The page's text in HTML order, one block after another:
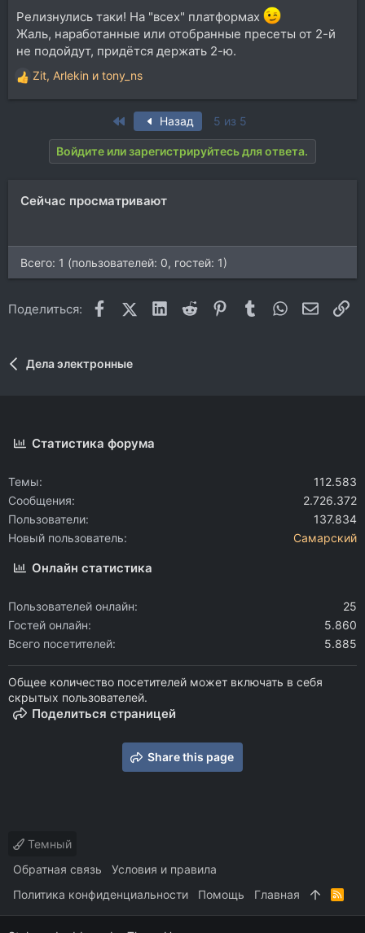
Релизнулись таки! На "всех" платформах
Жаль, наработанные или отобранные пресеты от 2-й
не подойдут, придётся держать 2-ю.
Р
е
Zit, Arlekin и tony_ns
First Назад 5 из 5
Войдите или зарегистрируйтесь для ответа.
Сейчас просматривают
Всего: 1 (пользователей: 0, гостей: 1)
Поделиться: FacebookX (Twitter)
LinkedIn
Reddit Pinterest
Tumblr WhatsApp
Дела электронные
Статистика форума
Темы
112.583
Сообщения
2.726.372
Пользователи
137.834
Новый пользователь
Самарский
Онлайн статистика
Пользователей онлайн
25
Гостей онлайн
5.860
Всего посетителей
5.885
Общее количество посетителей может включать в себя
скрытых пользователей.
Поделиться страницей
Share this page
Темный
Обратная связь
Условия и правила
Политика конфиденциальности
Помощь Главная
R